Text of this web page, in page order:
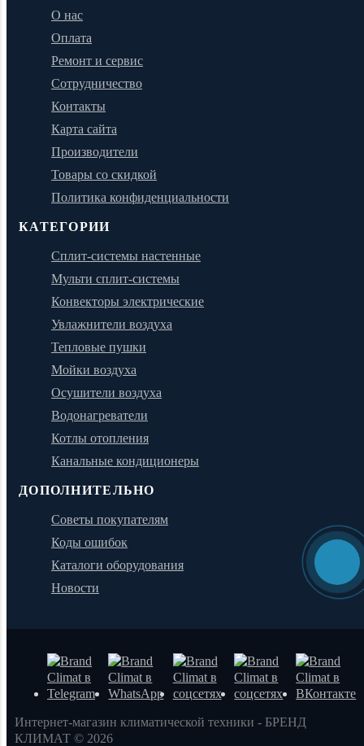
О нас
Оплата
Ремонт и сервис
Сотрудничество
Контакты
Карта сайта
Производители
Товары со скидкой
Политика конфиденциальности
КАТЕГОРИИ
Сплит-системы настенные
Мульти сплит-системы
Конвекторы электрические
Увлажнители воздуха
Тепловые пушки
Мойки воздуха
Осушители воздуха
Водонагреватели
Котлы отопления
Канальные кондиционеры
ДОПОЛНИТЕЛЬНО
Советы покупателям
Коды ошибок
Каталоги оборудования
Новости
Интернет-магазин климатической техники - БРЕНД
КЛИМАТ © 2026